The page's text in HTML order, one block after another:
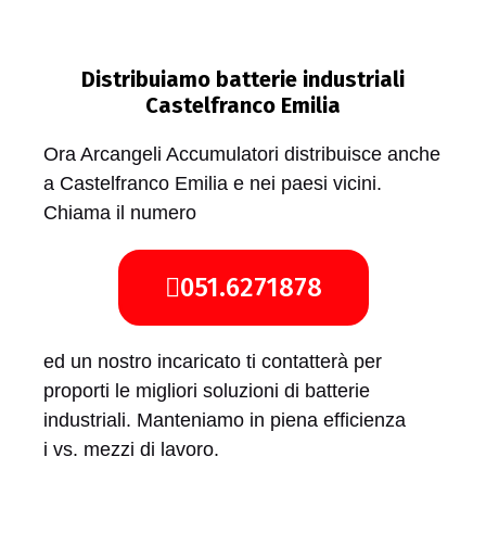
Distribuiamo batterie industriali
Castelfranco Emilia
Ora Arcangeli Accumulatori distribuisce anche
a Castelfranco Emilia e nei paesi vicini.
Chiama il numero
051.6271878
ed un nostro incaricato ti contatterà per
proporti le migliori soluzioni di batterie
industriali. Manteniamo in piena efficienza
i vs. mezzi di lavoro.